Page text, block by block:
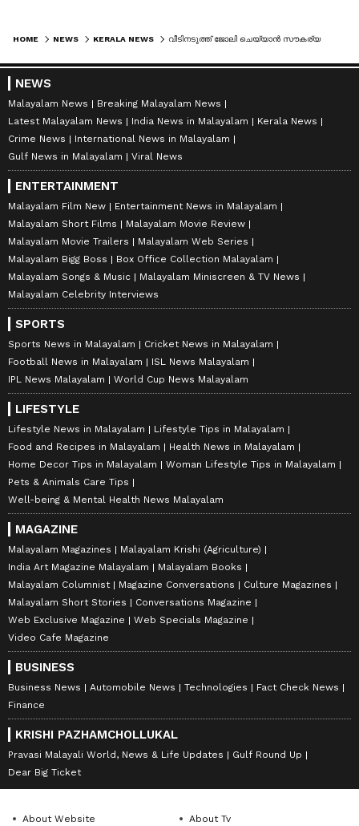
HOME NEWS KERALA NEWS വീടിനടുത്ത് ജോലി ചെയ്യാൻ സൗകര്യമൊരുക്കാൻ സർക്കാരിന്റെ വർക്ക് നിയർ ഹോം പദ്ധതി
NEWS
Malayalam News
Breaking Malayalam News
Latest Malayalam News
India News in Malayalam
Kerala News
Crime News
International News in Malayalam
Gulf News in Malayalam
Viral News
ENTERTAINMENT
Malayalam Film New
Entertainment News in Malayalam
Malayalam Short Films
Malayalam Movie Review
Malayalam Movie Trailers
Malayalam Web Series
Malayalam Bigg Boss
Box Office Collection Malayalam
Malayalam Songs & Music
Malayalam Miniscreen & TV News
Malayalam Celebrity Interviews
SPORTS
Sports News in Malayalam
Cricket News in Malayalam
Football News in Malayalam
ISL News Malayalam
IPL News Malayalam
World Cup News Malayalam
LIFESTYLE
Lifestyle News in Malayalam
Lifestyle Tips in Malayalam
Food and Recipes in Malayalam
Health News in Malayalam
Home Decor Tips in Malayalam
Woman Lifestyle Tips in Malayalam
Pets & Animals Care Tips
Well-being & Mental Health News Malayalam
MAGAZINE
Malayalam Magazines
Malayalam Krishi (Agriculture)
India Art Magazine Malayalam
Malayalam Books
Malayalam Columnist
Magazine Conversations
Culture Magazines
Malayalam Short Stories
Conversations Magazine
Web Exclusive Magazine
Web Specials Magazine
Video Cafe Magazine
BUSINESS
Business News Automobile News Technologies
Fact Check News
Finance
KRISHI PAZHAMCHOLLUKAL
Pravasi Malayali World, News & Life Updates
Gulf Round Up
Dear Big Ticket
About Website About Tv